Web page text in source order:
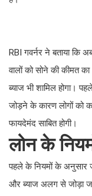
RBI गवर्नर ने बताया कि
वालों को सोने की कीमत
ब्याज भी शामिल होगा।
जोड़ने के कारण लोगों को
फायदेमंद साबित होगी।
लोन के
पहले के नियमों के अनुसार
और ब्याज अलग से जोड़ा